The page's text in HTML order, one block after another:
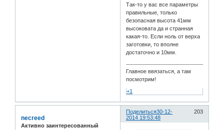
Так-то у вас все параметры
правильные, только
безопасная высота 41мм
высоковата да и странная
какая-то. Если ноль от верха
заготовки, то вполне
достаточно и 10мм.
Главное ввязаться, а там
посмотрим!
+1
Поделиться 203
30-12-
2014 19:53:48
necreed
Активно заинтересованный